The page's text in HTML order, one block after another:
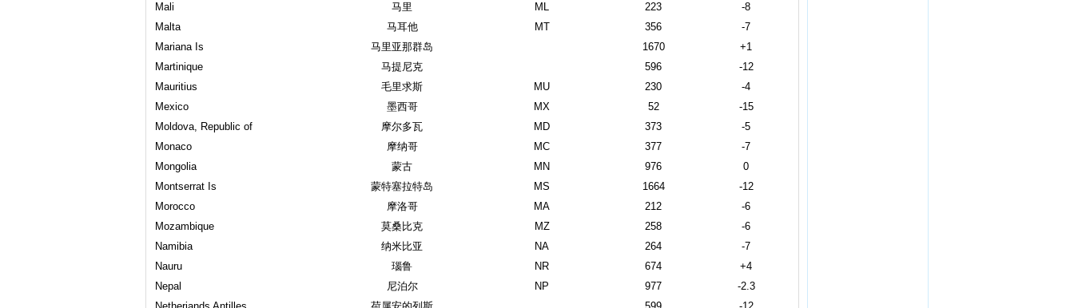
Mali
马里 ML 223
-8
Malta
马耳他 MT 356
-7
Mariana Is
马里亚那群岛 1670
+1
Martinique
马提尼克 596
-12
Mauritius
毛里求斯 MU 230
-4
Mexico
墨西哥 MX 52
-15
Moldova, Republic of
摩尔多瓦 MD 373
-5
Monaco
摩纳哥 MC 377
-7
Mongolia
蒙古 MN 976
0
Montserrat Is
蒙特塞拉特岛 MS 1664
-12
Morocco
摩洛哥 MA 212
-6
Mozambique
莫桑比克 MZ 258
-6
Namibia
纳米比亚 NA 264
-7
Nauru
瑙鲁 NR 674
+4
Nepal
尼泊尔 NP 977
-2.3